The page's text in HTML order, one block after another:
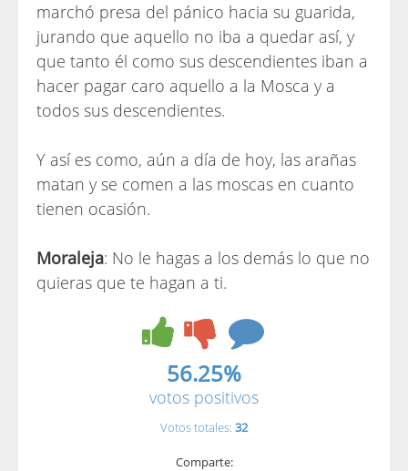
marchó presa del pánico hacia su guarida,
jurando que aquello no iba a quedar así, y
que tanto él como sus descendientes iban a
hacer pagar caro aquello a la Mosca y a
todos sus descendientes.
Y así es como, aún a día de hoy, las arañas
matan y se comen a las moscas en cuanto
tienen ocasión.
Moraleja: No le hagas a los demás lo que no
quieras que te hagan a ti.
56.25%
votos positivos
Votos totales: 32
Comparte: